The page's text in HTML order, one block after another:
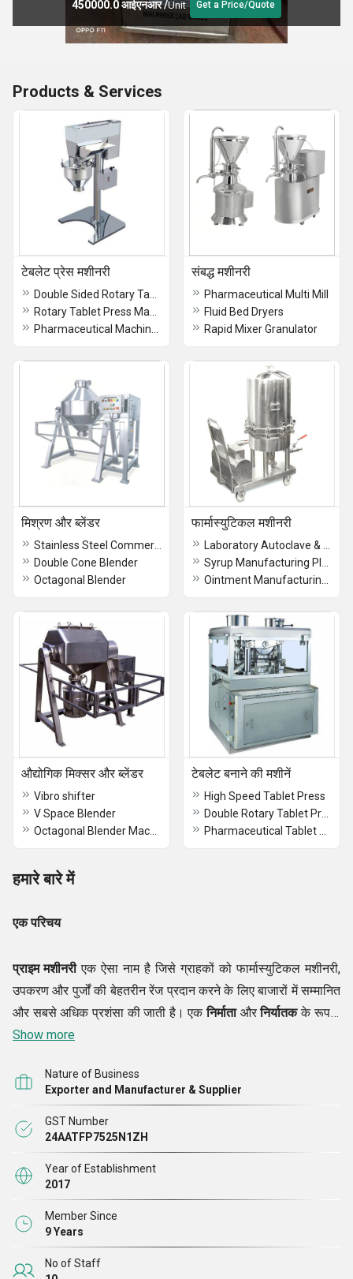
450000.0 आईएनआर/Unit Get a Price/Quote
Products & Services
टेबलेट प्रेस मशीनरी संबद्ध मशीनरी
Pharmaceutical Multi Mill
Fluid Bed Dryers
Rapid Mixer Granulator
मिश्रण और ब्लेंडर
Double Cone Blender
Octagonal Blender
फार्मास्युटिकल मशीनरी
औद्योगिक मिक्सर और ब्लेंडर
Vibro shifter
V Space Blender
टेबलेट बनाने की मशीनें
High Speed Tablet Press
हमारे बारे में
एक परिचय
प्राइम मशीनरीएक ऐसा नाम है जिसे ग्राहकों को फार्मास्युटिकल मशीनरी,
उपकरण और पुर्जों की बेहतरीन रेंज प्रदान करने के लिए बाजारों में सम्मानित
और सबसे अधिक प्रशंसा की जाती है। एकनिर्माताऔरनिर्यातकके रूप में
हमारा काम इस तरीके से किया जाता है कि हम बाज़ारों में सभी बदलाव ला
उत्कृष्टता प्राप्त करते हैं, बल्कि हम अपने ग्राहकों से यह भी वादा करते हैं कि
हम एक ऐसा नाम हैं जिस पर वे अपनी आवश्यकताओं को पूरा करने के लिए
भरोसा कर सकते हैं।
फार्मा मशीन, फार्मास्युटिकल उपकरण आदि कुछ ऐसे ऑफर हैं, जिन्हें हम अपने
ग्राहकों को देते हैं। पिछले रिकॉर्ड हमेशा हमारे ग्राहकों को प्रदर्शित किए
जाते हैं ताकि वे हमारे शानदार ढंग से निष्पादित कार्यों पर एक नज़र डाल सकें
और हम पर भरोसा कर सकें।
Show more
Nature of Business
Exporter and Manufacturer & Supplier
GST Number
24AATFP7525N1ZH
Year of Establishment
2017
Member Since
9 Years
No of Staff